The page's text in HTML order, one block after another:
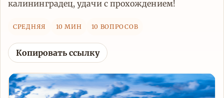
калининградец, удачи с прохождением!
СРЕДНЯЯ 10 МИН 10 ВОПРОСОВ
Копировать ссылку